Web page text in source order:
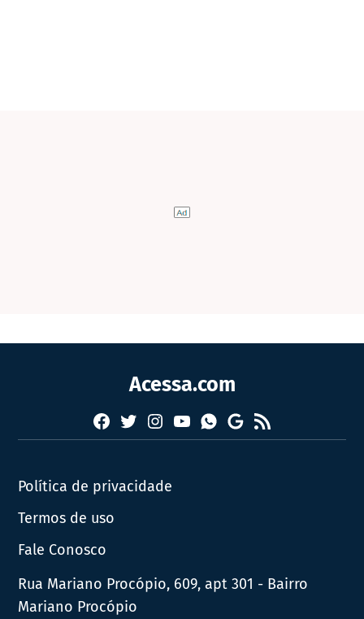
Acessa.com
Facebook
TwitterInstagram
YouTubeWhatsapp
Google
News
RSS
Política de privacidade
Termos de uso
Fale Conosco
Rua Mariano Procópio, 609, apt 301 - Bairro
Mariano Procópio